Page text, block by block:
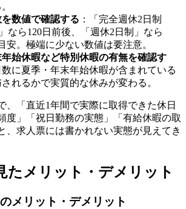
数値で確認する ：「完全週休2日制
なら120日前後、「週休2日制」なら
安。極端に少ない数値は要注意。
始休暇など特別休暇の有無を確認す
数に夏季・年末年始休暇が含まれている
れるかで実質的な休みが変わる。
、「直近1年間で実際に取得できた休日
度」「祝日勤務の実態」「有給休暇の取
、求人票には書かれない実態が見えてき
たメリット・デメリット
メリット・デメリット